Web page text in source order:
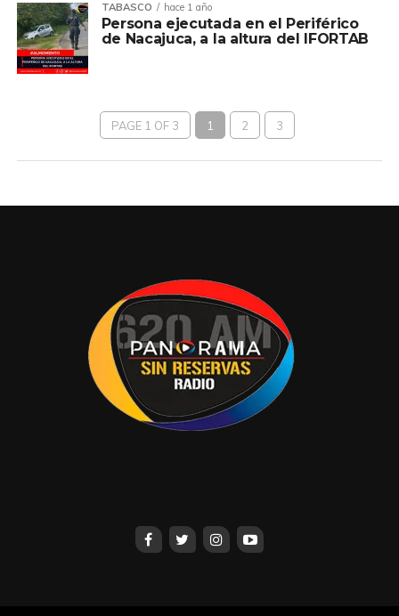
TABASCO hace 1 año
Persona ejecutada en el Periférico
de Nacajuca, a la altura del IFORTAB
PAGE 1 OF 3 1 2 3